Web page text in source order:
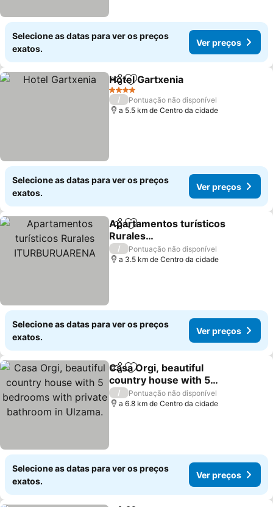
Selecione as datas para ver os preços
exatos.
Ver preços
PartilharAdicionar aos favoritos
Hotel Gartxenia
4 Estrelas
/
Pontuação não disponível
a 5.5 km de Centro da cidade
Selecione as datas para ver os preços
exatos.
Ver preços
PartilharAdicionar aos favoritos
Apartamentos turísticos
Rurales
ITURBURUARENA
Ver preços
/
Pontuação não disponível
a 3.5 km de Centro da cidade
Selecione as datas para ver os preços
exatos.
Ver preços
PartilharAdicionar aos favoritos
Casa Orgi, beautiful
country house with 5
bedrooms with private
bathroom in Ulzama.
Ver preços
/
Pontuação não disponível
a 6.8 km de Centro da cidade
Selecione as datas para ver os preços
exatos.
Ver preços